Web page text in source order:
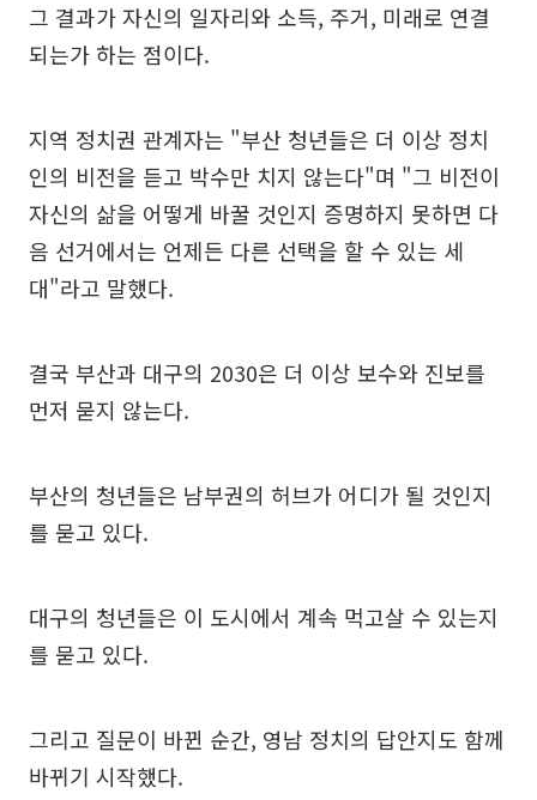
그 결과가 자신의 일자리와 소득, 주거, 미래로 연결
되는가 하는 점이다.
지역 정치권 관계자는 "부산 청년들은 더 이상 정치
인의 비전을 듣고 박수만 치지 않는다"며 "그 비전이
자신의 삶을 어떻게 바꿀 것인지 증명하지 못하면 다
음 선거에서는 언제든 다른 선택을 할 수 있는 세
대"라고 말했다.
결국 부산과 대구의 2030은 더 이상 보수와 진보를
먼저 묻지 않는다.
부산의 청년들은 남부권의 허브가 어디가 될 것인지
를 묻고 있다.
대구의 청년들은 이 도시에서 계속 먹고살 수 있는지
를 묻고 있다.
그리고 질문이 바뀐 순간, 영남 정치의 답안지도 함께
바뀌기 시작했다.